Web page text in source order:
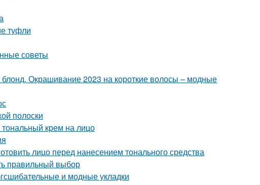
туфли
советы
Окрашивание 2023 на короткие волосы – модные
полоски
тональный крем на лицо
лицо перед нанесением тонального средства
правильный выбор
и модные укладки